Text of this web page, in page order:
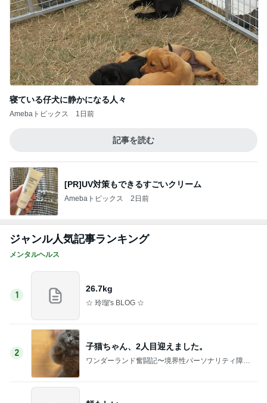
寝ている仔犬に静かになる人々
Amebaトピックス 1日前
記事を読む
[PR]UV対策もできるすごいクリーム
Amebaトピックス 2日前
ジャンル人気記事ランキング
メンタルヘルス
1
26.7kg
☆ 玲瑠's BLOG ☆
2
子猫ちゃん、2人目迎えました。
ワンダーランド奮闘記〜境界性パーソナリティ障害